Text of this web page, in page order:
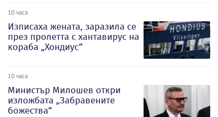
10 часа
Изписаха жената, заразила се
през пролетта с хантавирус на
кораба „Хондиус“
10 часа
Министър Милошев откри
изложбата „Забравените
божества“